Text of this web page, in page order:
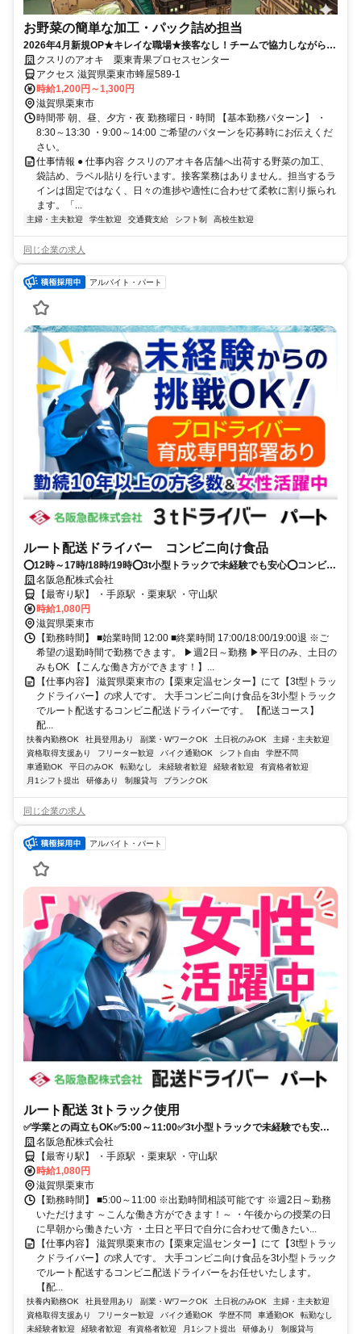
お野菜の簡単な加工・パック詰め担当
2026年4月新規OP★キレイな職場★接客なし！チームで協力しながら進
めるため、未経験でも安心♪
クスリのアオキ 栗東青果プロセスセンター
アクセス 滋賀県栗東市蜂屋589-1
時給1,200円～1,300円
滋賀県栗東市
時間帯 朝、昼、夕方・夜 勤務曜日・時間 【基本勤務パターン】 ・
8:30～13:30 ・9:00～14:00 ご希望のパターンを応募時にお伝えくだ
さい。
仕事情報 ● 仕事内容 クスリのアオキ各店舗へ出荷する野菜の加工、
袋詰め、ラベル貼りを行います。接客業務はありません。担当するラ
インは固定ではなく、日々の進捗や適性に合わせて柔軟に割り振られ
ます。「...
主婦・主夫歓迎 学生歓迎 交通費支給 シフト制 高校生歓迎
同じ企業の求人
アルバイト・パート
ルート配送ドライバー コンビニ向け食品
⭕12時～17時/18時/19時⭕3t小型トラックで未経験でも安心⭕コンビニ
向け食品⭕重量物なし
名阪急配株式会社
【最寄り駅】 ・手原駅 ・栗東駅 ・守山駅
時給1,080円
滋賀県栗東市
【勤務時間】 ■始業時間 12:00 ■終業時間 17:00/18:00/19:00退 ※ご
希望の退勤時間で勤務できます。 ▶週2日～勤務 ▶平日のみ、土日の
みもOK 【こんな働き方ができます！】...
【仕事内容】 滋賀県栗東市の【栗東定温センター】にて【3t型トラッ
クドライバー】の求人です。 大手コンビニ向け食品を3t小型トラック
でルート配送するコンビニ配送ドライバーです。 【配送コース】
配...
扶養内勤務OK 社員登用あり 副業・WワークOK 土日祝のみOK
主婦・主夫歓迎
資格取得支援あり
フリーター歓迎 バイク通勤OK シフト自由
学歴不問
車通勤OK
平日のみOK 転勤なし 未経験者歓迎 経験者歓迎
有資格者歓迎
月1シフト提出
研修あり 制服貸与 ブランクOK
同じ企業の求人
アルバイト・パート
ルート配送 3tトラック使用
✅学業との両立もOK✅5:00～11:00✅3t小型トラックで未経験でも安心✅
重量物なし！
名阪急配株式会社
【最寄り駅】 ・手原駅 ・栗東駅 ・守山駅
時給1,080円
滋賀県栗東市
【勤務時間】 ■5:00～11:00 ※出勤時間相談可能です ※週2日～勤務
いただけます ～こんな働き方ができます！～ ・午後からの授業の日
に早朝から働きたい方 ・土日と平日で自分に合わせて働きたい...
【仕事内容】 滋賀県栗東市の【栗東定温センター】にて【3t型トラッ
クドライバー】の求人です。 大手コンビニ向け食品を3t小型トラック
でルート配送するコンビニ配送ドライバーをお任せいたします。
【配...
扶養内勤務OK 社員登用あり 副業・WワークOK 土日祝のみOK
主婦・主夫歓迎
資格取得支援あり
フリーター歓迎 バイク通勤OK 学歴不問 車通勤OK
転勤なし
未経験者歓迎
経験者歓迎 有資格者歓迎 月1シフト提出 研修あり 制服貸与